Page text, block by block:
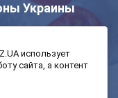
Украины
использует
сайта, а контент